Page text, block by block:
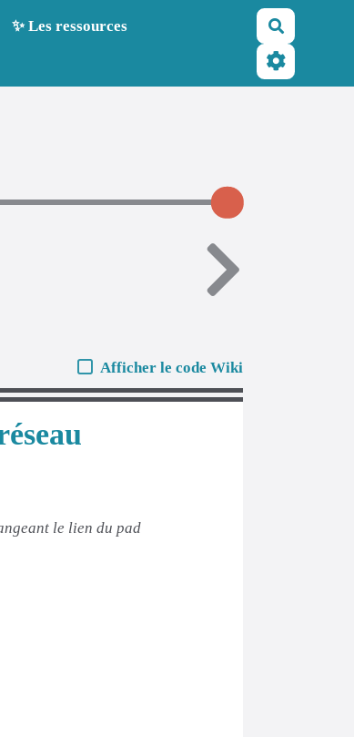
✨ Les ressources
Afficher le code Wiki